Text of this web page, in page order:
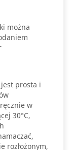
można
prosta i
w
30°C,
rozłożonym,